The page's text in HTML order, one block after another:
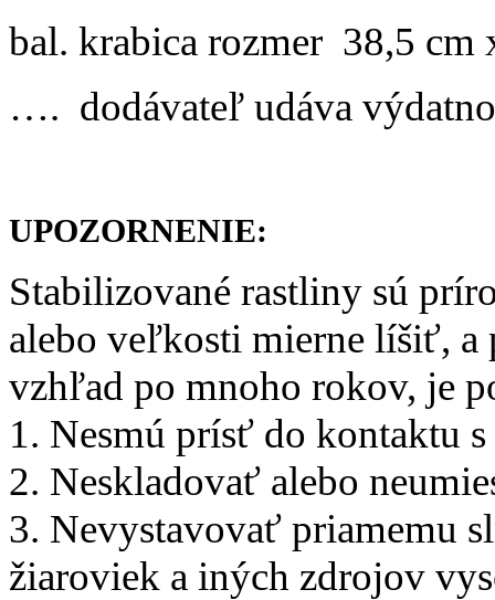
bal. krabica rozmer 38,5
…. dodávateľ udáva
UPOZORNENIE:
Stabilizované rastliny sú
alebo veľkosti mierne líšiť,
vzhľad po mnoho rokov, je
1. Nesmú prísť do kontaktu
2. Neskladovať alebo
3. Nevystavovať priamemu
žiaroviek a iných zdrojov